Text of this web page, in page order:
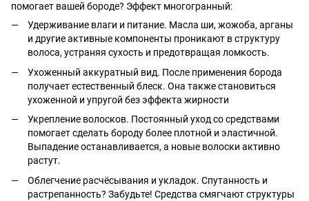
помогает вашей бороде? Эффект многогранный:
Удерживание влаги и питание. Масла ши, жожоба, арганы
и другие активные компоненты проникают в структуру
волоса, устраняя сухость и предотвращая ломкость.
Ухоженный аккуратный вид. После применения борода
получает естественный блеск. Она также становиться
ухоженной и упругой без эффекта жирности
Укрепление волосков. Постоянный уход со средствами
помогает сделать бороду более плотной и эластичной.
Выпадение останавливается, а новые волоски активно
растут.
Облегчение расчёсывания и укладок. Спутанность и
растрепанность? Забудьте! Средства смягчают структуры